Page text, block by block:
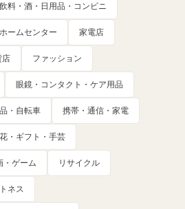
料・酒・日用品・コンビニ
ームセンター 家電店
店 ファッション
眼鏡・コンタクト・ケア用品
・自転車 携帯・通信・家電
花・ギフト・手芸
・ゲーム リサイクル
ネス